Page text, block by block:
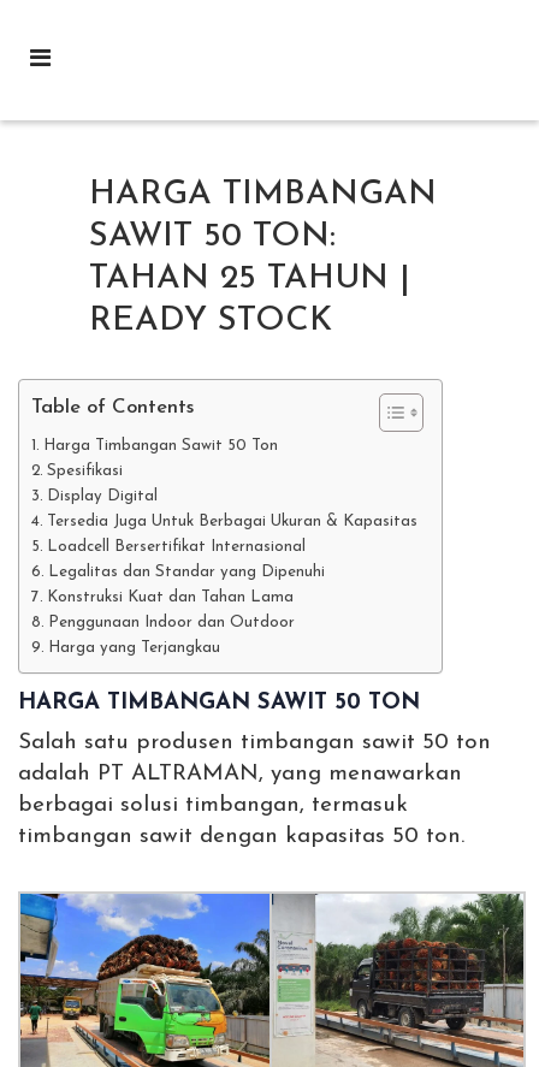
HARGA TIMBANGAN
SAWIT 50 TON:
TAHAN 25 TAHUN |
READY STOCK
Table of Contents
Harga Timbangan Sawit 50 Ton
Spesifikasi
Display Digital
Tersedia Juga Untuk Berbagai Ukuran & Kapasitas
Loadcell Bersertifikat Internasional
Legalitas dan Standar yang Dipenuhi
Konstruksi Kuat dan Tahan Lama
Penggunaan Indoor dan Outdoor
Harga yang Terjangkau
HARGA TIMBANGAN SAWIT 50 TON
Salah satu produsen timbangan sawit 50 ton
adalah PT ALTRAMAN, yang menawarkan
berbagai solusi timbangan, termasuk
timbangan sawit dengan kapasitas 50 ton.